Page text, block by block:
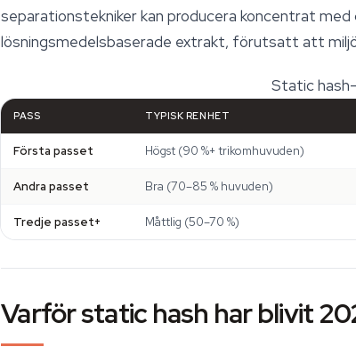
separationstekniker kan producera koncentrat med
lösningsmedelsbaserade extrakt, förutsatt att
Static
PASS TYPISK RENHET
Första passet Högst (90 %+ trikomhuvuden)
Andra passet Bra (70–85 % huvuden)
Tredje passet+ Måttlig (50–70 %)
Varför static hash har blivit